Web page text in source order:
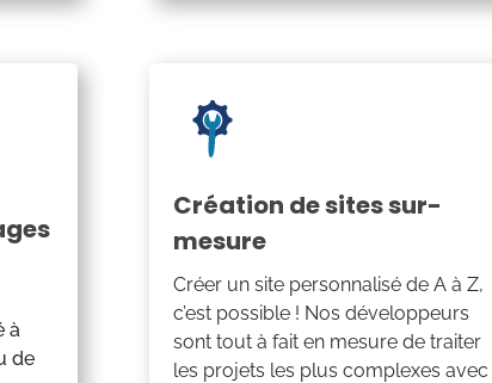
à
de
Création de sites sur-
mesure
Créer un site personnalisé de A à Z,
c’est possible ! Nos développeurs
sont tout à fait en mesure de traiter
les projets les plus complexes avec